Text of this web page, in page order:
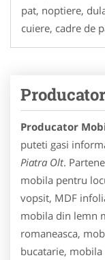
pat, noptiere,
cuiere, cadre de
Producator
puteti gasi
Piatra Olt.
mobila pentru
vopsit, MDF
mobila din lemn
romaneasca,
bucatarie,